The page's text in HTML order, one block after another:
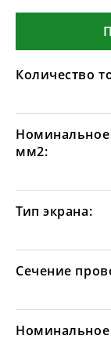
Количество
мм2:
Тип экрана:
Сечение